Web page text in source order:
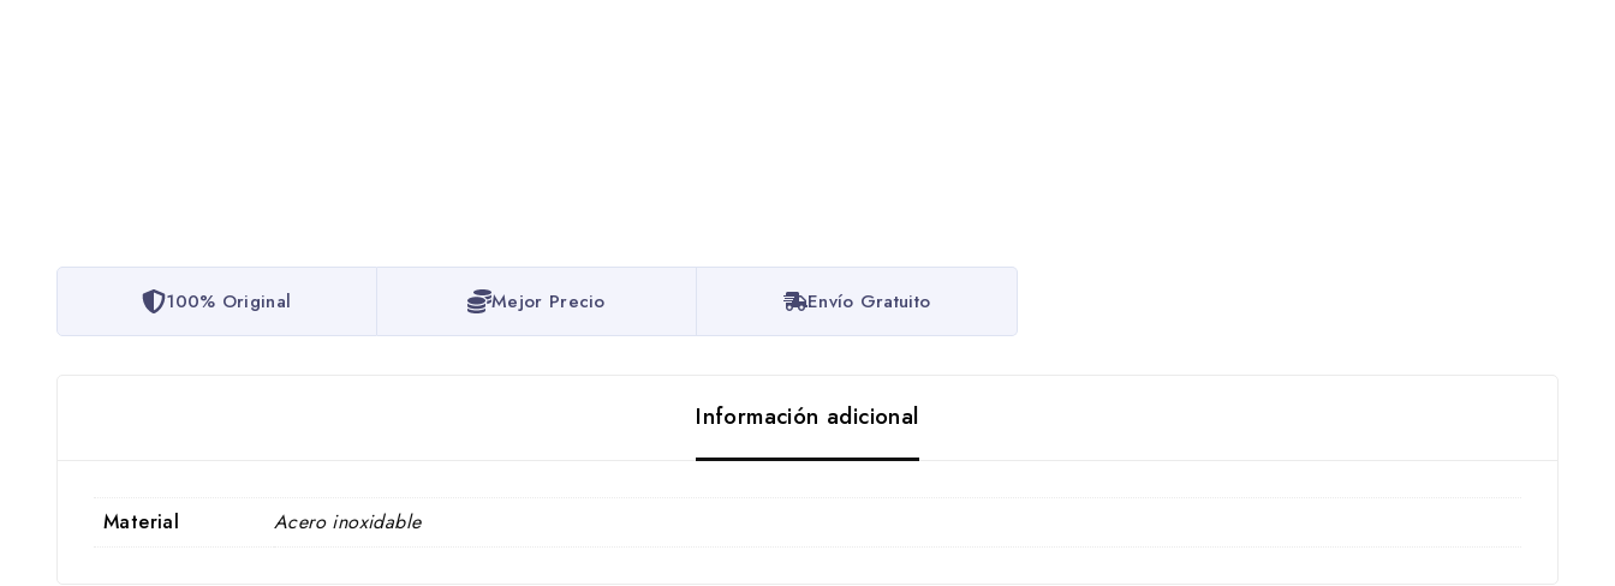
100% Original Mejor Precio Envío Gratuito
Información adicional
Material Acero inoxidable